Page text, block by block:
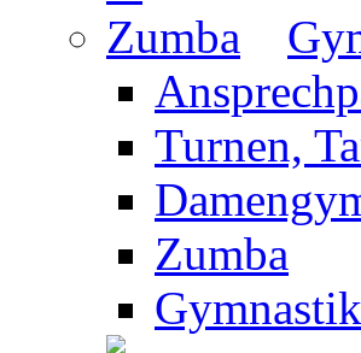
Turnen,
Zumba